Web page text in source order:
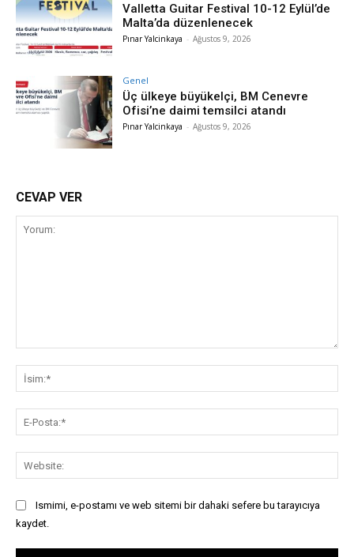
Valletta Guitar Festival 10-12 Eylül’de
Malta’da düzenlenecek
Pınar Yalcinkaya - Ağustos 9, 2026
Genel
Üç ülkeye büyükelçi, BM Cenevre
Ofisi’ne daimi temsilci atandı
Pınar Yalcinkaya - Ağustos 9, 2026
CEVAP VER
Ismimi, e-postamı ve web sitemi bir dahaki sefere bu tarayıcıya
kaydet.